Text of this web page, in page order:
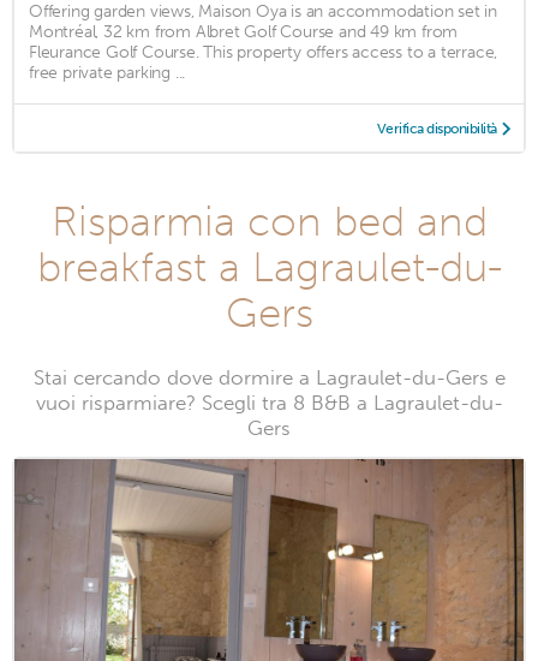
Offering garden views, Maison Oya is an accommodation set in
Montréal, 32 km from Albret Golf Course and 49 km from
Fleurance Golf Course. This property offers access to a terrace,
free private parking ...
Verifica disponibilità
Risparmia con bed and
breakfast a Lagraulet-du-
Gers
Stai cercando dove dormire a Lagraulet-du-Gers e
vuoi risparmiare? Scegli tra 8 B&B a Lagraulet-du-
Gers